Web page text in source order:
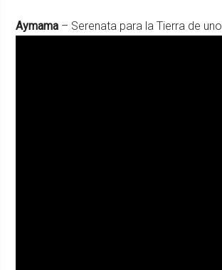
Aymama – Serenata para la Tierra de uno